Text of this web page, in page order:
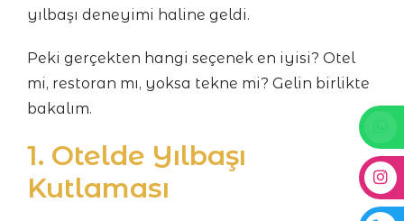
yılbaşı deneyimi haline geldi.
Peki gerçekten hangi seçenek en iyisi? Otel
mi, restoran mı, yoksa tekne mi? Gelin birlikte
bakalım.
1. Otelde Yılbaşı
Kutlaması